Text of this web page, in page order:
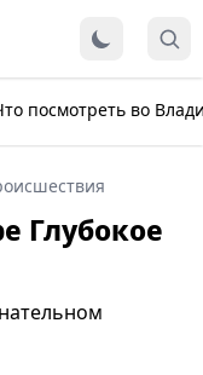
посмотреть во
Глубокое